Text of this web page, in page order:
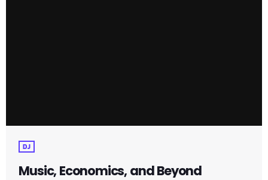
DJ
Music, Economics, and Beyond